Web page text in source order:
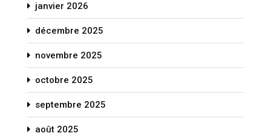
janvier 2026
décembre 2025
novembre 2025
octobre 2025
septembre 2025
août 2025